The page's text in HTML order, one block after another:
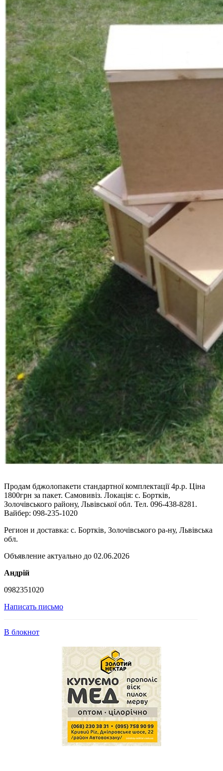
Продам бджолопакети стандартної комплектації 4р.р. Ціна
1800грн за пакет. Самовивіз. Локація: с. Бортків,
Золочівського району, Львівської обл. Тел. 096-438-8281.
Вайбер: 098-235-1020
Регион и доставка: с. Бортків, Золочівського ра-ну, Львівська
обл.
Объявление актуально до 02.06.2026
Андрій
0982351020
Написать письмо
В блокнот